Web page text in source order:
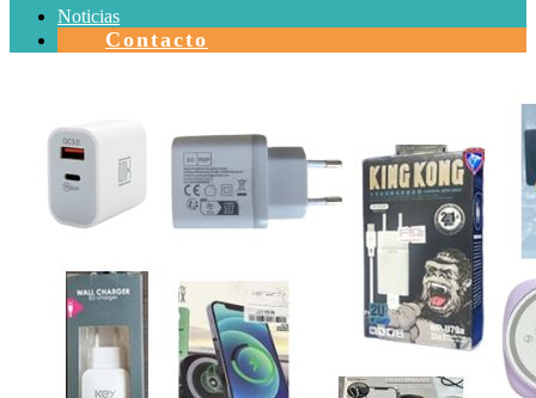
Noticias
Contacto